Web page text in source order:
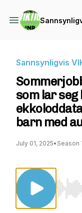
Sannsynligvis
som lar
barn med
July 01, 2025• Season
Use